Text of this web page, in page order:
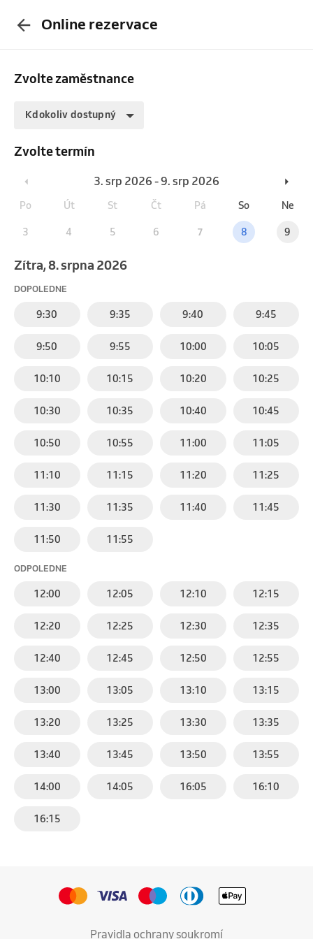
Online rezervace
Zvolte zaměstnance
Kdokoliv dostupný
Zvolte termín
3. srp 2026 - 9. srp 2026
Po Út St Čt Pá So Ne
3 4 5 6 7 8 9
Zítra, 8. srpna 2026
DOPOLEDNE
9:30 9:35 9:40 9:45
9:50 9:55 10:00 10:05
10:10 10:15 10:20 10:25
10:30 10:35 10:40 10:45
10:50 10:55 11:00 11:05
11:10 11:15 11:20 11:25
11:30 11:35 11:40 11:45
11:50 11:55
ODPOLEDNE
12:00 12:05 12:10 12:15
12:20 12:25 12:30 12:35
12:40 12:45 12:50 12:55
13:00 13:05 13:10 13:15
13:20 13:25 13:30 13:35
13:40 13:45 13:50 13:55
14:00 14:05 16:05 16:10
16:15
Pravidla ochrany soukromí